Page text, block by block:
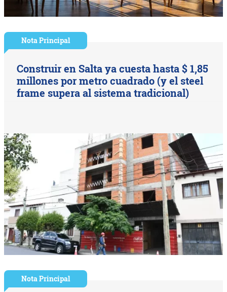
Nota Principal
Construir en Salta ya cuesta hasta $ 1,85
millones por metro cuadrado (y el steel
frame supera al sistema tradicional)
Nota Principal